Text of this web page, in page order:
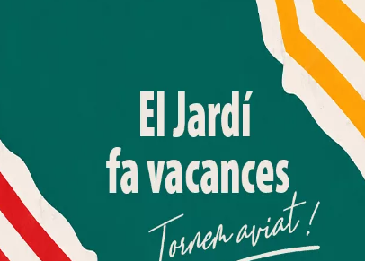
Amb el seu acord, nosaltres fem servir galetes o
tecnologies similars per emmagatzemar, accedir i
processar dades personals com la seva visita a aquest lloc
web. Pot retirar el seu consentiment o oposar-se al
processament de dades basat en interessos legítims en
qualsevol moment fent clic a "Ajustos de cookies" o a la
nostra Política de privacitat en aquest lloc web. Si cliques
"acceptar" dones el teu consentiment
Més informació Acceptar Rebutjar tot
Quan l’usuari crea un compte al Diari el Jardí, dona el seu
consentiment explícit per rebre comunicacions